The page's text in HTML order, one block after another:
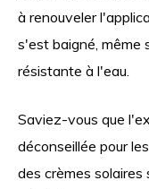
à renouveler
s'est baigné, même
résistante à l'eau.
Saviez-vous que
déconseillée pour
des crèmes solaires